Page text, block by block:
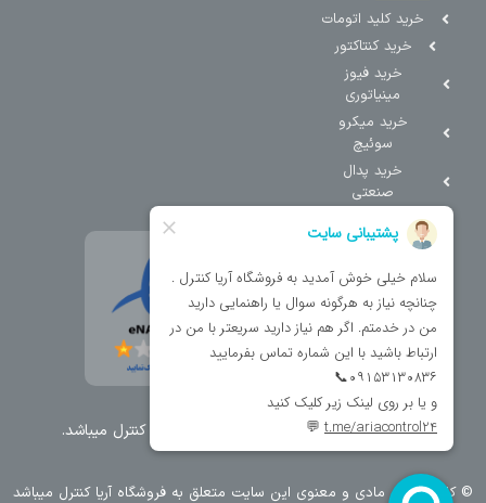
خرید کلید اتومات
خرید کنتاکتور
خرید فیوز
مینیاتوری
خرید میکرو
سوئیچ
خرید پدال
صنعتی
تمامی حقوق مطالب و سایت نزد شرکت اریا کنترل میباشد.
© کليه حقوق مادی و معنوی اين سايت متعلق به فروشگاه آریا کنترل ميباشد